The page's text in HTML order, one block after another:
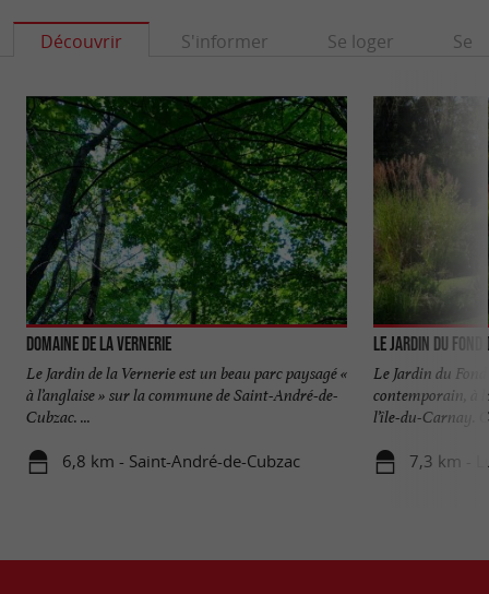
Découvrir S'informer Se loger Se
Domaine de la Vernerie
Le Jardin de la Vernerie est un beau parc paysagé «
à l’anglaise » sur la commune de Saint-André-de-
Cubzac. ...
6,8 km - Saint-André-de-Cubzac
Le Jardin du Fond
Le Jardin du
contemporain, à
l’île-du-Carnay.
7,3 km -